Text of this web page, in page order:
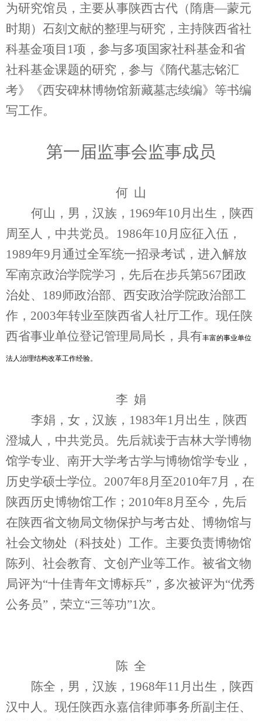
为研究馆员，主要从事陕西古代（隋唐—蒙元
时期）石刻文献的整理与研究，主持陕西省社
科基金项目1项，参与多项国家社科基金和省
社科基金课题的研究，参与《隋代墓志铭汇
考》《西安碑林博物馆新藏墓志续编》等书编
写工作。
第一届监事会监事成员
何 山
何山，男，汉族，1969年10月出生，陕西
周至人，中共党员。1986年10月应征入伍，
1989年9月通过全军统一招录考试，进入解放
军南京政治学院学习，先后在步兵第567团政
治处、189师政治部、西安政治学院政治部工
作，2003年转业至陕西省人社厅工作。现任陕
西省事业单位登记管理局局长，具有丰富的事业单位
法人治理结构改革工作经验。
李 娟
李娟，女，汉族，1983年1月出生，陕西
澄城人，中共党员。先后就读于吉林大学博物
馆学专业、南开大学考古学与博物馆学专业，
历史学硕士学位。2007年8月至2010年7月，在
陕西历史博物馆工作；2010年8月至今，先后
在陕西省文物局文物保护与考古处、博物馆与
社会文物处（科技处）工作。主要负责博物馆
陈列、社会教育、文创产业等工作。被省文物
局评为“十佳青年文博标兵”，多次被评为“优秀
公务员”，荣立“三等功”1次。
陈 全
陈全，男，汉族，1968年11月出生，陕西
汉中人。现任陕西永嘉信律师事务所副主任、